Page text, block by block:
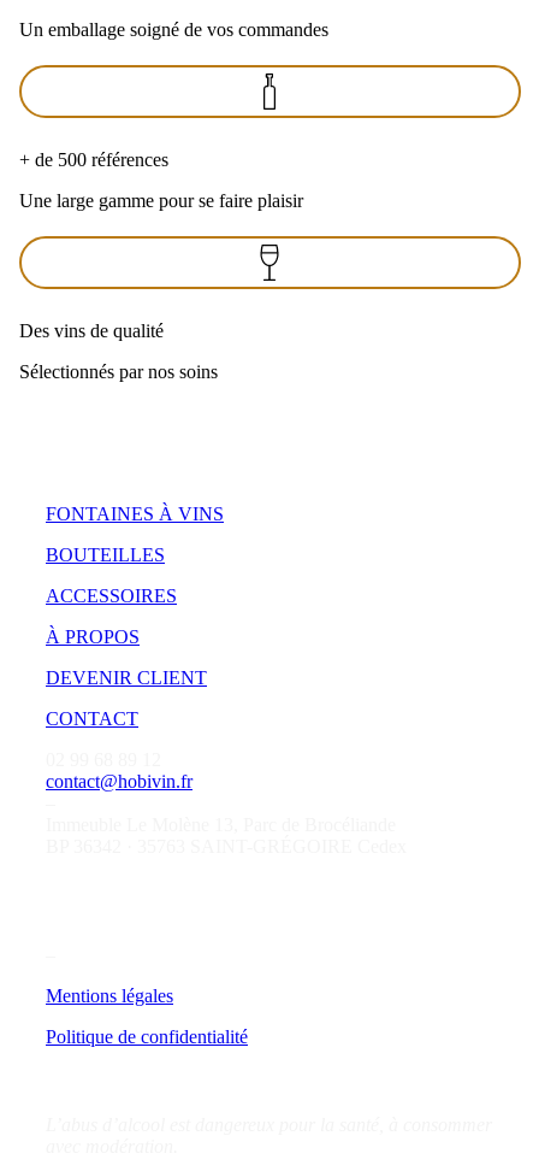
Un emballage soigné de vos commandes
+ de 500 références
Une large gamme pour se faire plaisir
Des vins de qualité
Sélectionnés par nos soins
FONTAINES À VINS
BOUTEILLES
ACCESSOIRES
À PROPOS
DEVENIR CLIENT
CONTACT
contact@hobivin.fr
Mentions légales
Politique de confidentialité